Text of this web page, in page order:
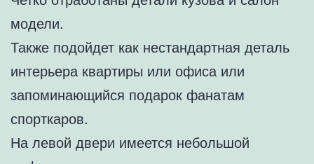
модели.
Также подойдет как нестандартная деталь
интерьера квартиры или офиса или
запоминающийся подарок фанатам
спорткаров.
На левой двери имеется небольшой